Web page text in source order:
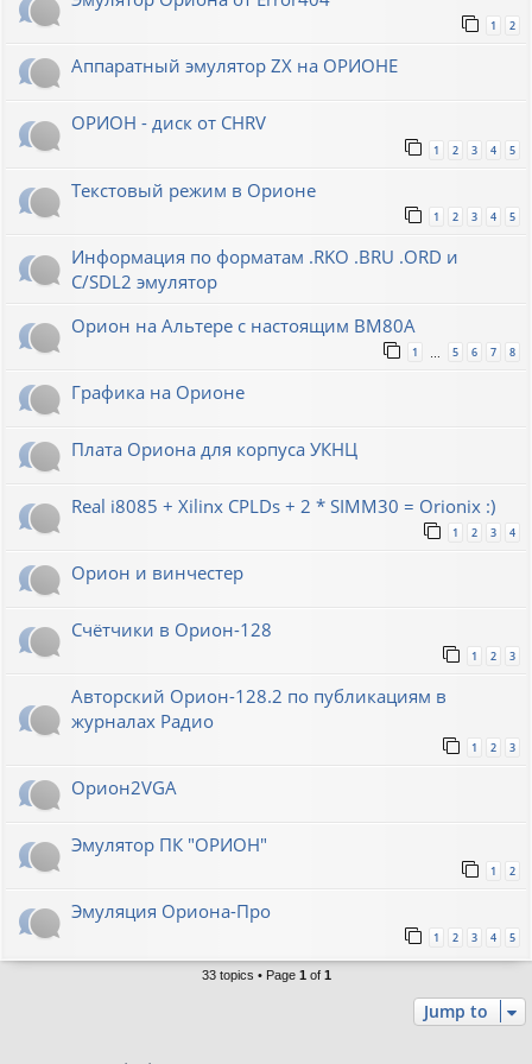
1 2
Аппаратный эмулятор ZX на ОРИОНЕ
ОРИОН - диск от CHRV
1 2 3 4 5
Текстовый режим в Орионе
1 2 3 4 5
Информация по форматам .RKO .BRU .ORD и
С/SDL2 эмулятор
Орион на Альтере с настоящим ВМ80А
1 5 6 7 8
Графика на Орионе
Плата Ориона для корпуса УКНЦ
Real i8085 + Xilinx CPLDs + 2 * SIMM30 = Orionix :)
1 2 3 4
Орион и винчестер
Счётчики в Орион-128
1 2 3
Авторский Орион-128.2 по публикациям в
журналах Радио
1 2 3
Орион2VGA
Эмулятор ПК "ОРИОН"
1 2
Эмуляция Ориона-Про
1 2 3 4 5
33 topics • Page 1 of 1
Jump to